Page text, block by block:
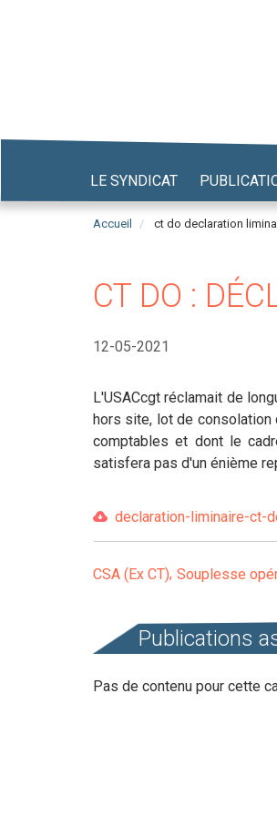
LE SYNDICAT
Accueil ct do declaration
CT DO :
12-05-2021
L'USACcgt réclamait de
hors site, lot de
comptables et dont le
satisfera pas d'un énième
declaration-liminaire-ct-
CSA (Ex CT) Souplesse
Publications
Pas de contenu pour cette